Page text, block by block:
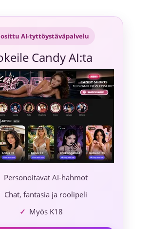
AI-tyttöystäväpalvelu
Candy AI:ta
Personoitavat AI-hahmot
Chat, fantasia ja roolipeli
Myös K18